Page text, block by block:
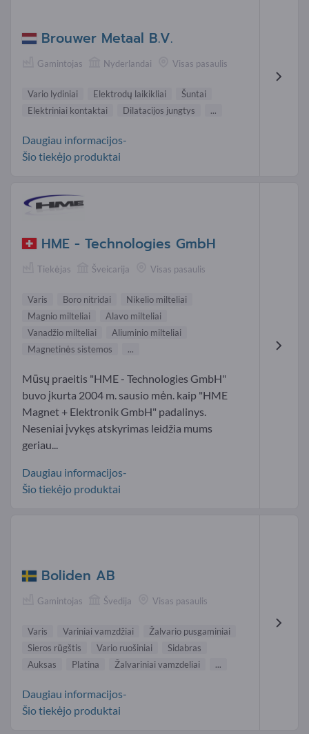
Brouwer Metaal B.V.
Gamintojas Nyderlandai Visas pasaulis
Vario lydiniai Elektrodų laikikliai
Šuntai
Elektriniai kontaktai
Dilatacijos jungtys ...
Daugiau informacijos-
Šio tiekėjo produktai
HME - Technologies GmbH
Tiekėjas Šveicarija Visas pasaulis
Varis Boro nitridai
Nikelio milteliai
Magnio milteliai
Alavo milteliai
Vanadžio milteliai
Aliuminio milteliai
Magnetinės sistemos
...
Mūsų praeitis "HME - Technologies GmbH"
buvo įkurta 2004 m. sausio mėn. kaip "HME
Magnet + Elektronik GmbH" padalinys.
Neseniai įvykęs atskyrimas leidžia mums
geriau...
Daugiau informacijos-
Šio tiekėjo produktai
Boliden AB
Gamintojas Švedija Visas pasaulis
Varis Variniai vamzdžiai
Žalvario pusgaminiai
Sieros rūgštis
Vario ruošiniai
Sidabras
Auksas
Platina Žalvariniai vamzdeliai ...
Daugiau informacijos-
Šio tiekėjo produktai